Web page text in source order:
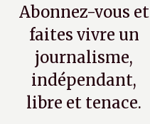
Abonnez-vous et
faites vivre un
journalisme,
indépendant,
libre et tenace.